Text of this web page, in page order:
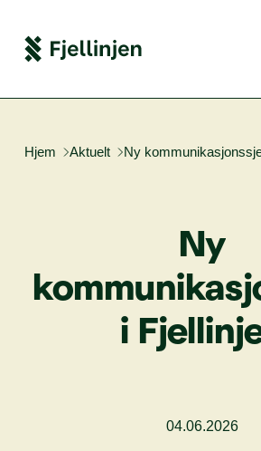
Hjem Aktuelt Ny
04.06.2026
Ny
i